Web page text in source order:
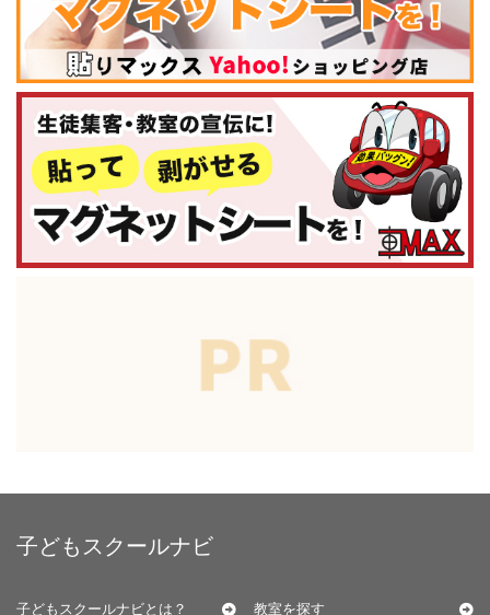
子どもスクールナビ
子どもスクールナビとは？ 教室を探す